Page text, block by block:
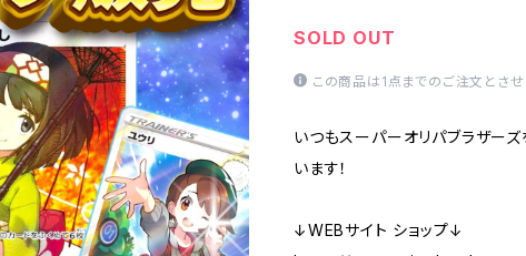
SOLD OUT
この商品は1点までのご注文とさせ
いつもスーパーオリパブラザー
います！
↓WEBサイト ショップ↓